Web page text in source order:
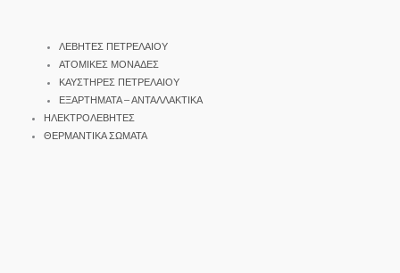
ΛΕΒΗΤΕΣ ΠΕΤΡΕΛΑΙΟΥ
ΑΤΟΜΙΚΕΣ ΜΟΝΑΔΕΣ
ΚΑΥΣΤΗΡΕΣ ΠΕΤΡΕΛΑΙΟΥ
ΕΞΑΡΤΗΜΑΤΑ – ΑΝΤΑΛΛΑΚΤΙΚΑ
ΗΛΕΚΤΡΟΛΕΒΗΤΕΣ
ΘΕΡΜΑΝΤΙΚΑ ΣΩΜΑΤΑ